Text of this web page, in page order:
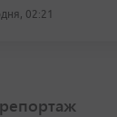
02:21